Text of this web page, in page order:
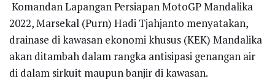
Komandan Lapangan Persiapan MotoGP Mandalika
2022, Marsekal (Purn) Hadi Tjahjanto menyatakan,
drainase di kawasan ekonomi khusus (KEK) Mandalika
akan ditambah dalam rangka antisipasi genangan air
di dalam sirkuit maupun banjir di kawasan.